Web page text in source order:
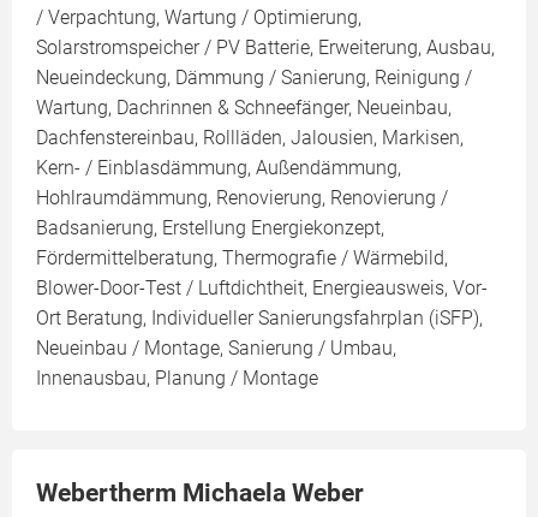
/ Verpachtung, Wartung / Optimierung,
Solarstromspeicher / PV Batterie, Erweiterung, Ausbau,
Neueindeckung, Dämmung / Sanierung, Reinigung /
Wartung, Dachrinnen & Schneefänger, Neueinbau,
Dachfenstereinbau, Rollläden, Jalousien, Markisen,
Kern- / Einblasdämmung, Außendämmung,
Hohlraumdämmung, Renovierung, Renovierung /
Badsanierung, Erstellung Energiekonzept,
Fördermittelberatung, Thermografie / Wärmebild,
Blower-Door-Test / Luftdichtheit, Energieausweis, Vor-
Ort Beratung, Individueller Sanierungsfahrplan (iSFP),
Neueinbau / Montage, Sanierung / Umbau,
Innenausbau, Planung / Montage
Webertherm Michaela Weber